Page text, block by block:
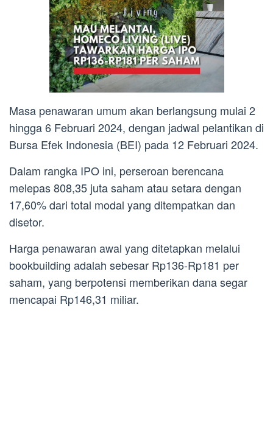
Masa penawaran umum akan berlangsung mulai 2
hingga 6 Februari 2024, dengan jadwal pelantikan di
Bursa Efek Indonesia (BEI) pada 12 Februari 2024.
Dalam rangka IPO ini, perseroan berencana
melepas 808,35 juta saham atau setara dengan
17,60% dari total modal yang ditempatkan dan
disetor.
Harga penawaran awal yang ditetapkan melalui
bookbuilding adalah sebesar Rp136-Rp181 per
saham, yang berpotensi memberikan dana segar
mencapai Rp146,31 miliar.